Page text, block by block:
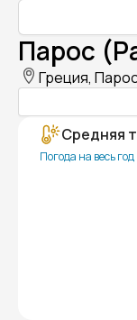
Парос
Греция,
Средняя
Погода на весь год